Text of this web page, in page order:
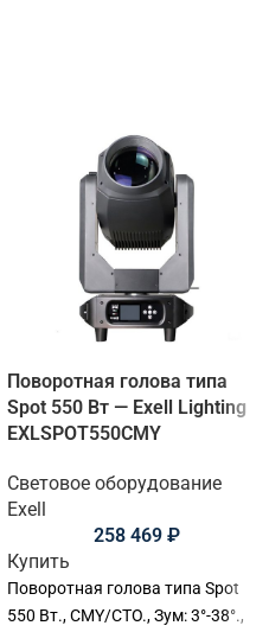
Поворотная голова типа
Spot 550 Вт — Exell Lighting
EXLSPOT550CMY
Световое оборудование
Exell
258 469 ₽
Купить
Поворотная голова типа Spot
550 Вт., CMY/CTO., Зум: 3°-38°.,